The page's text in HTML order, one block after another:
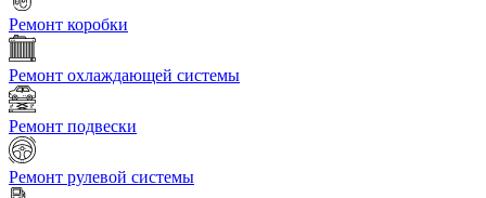
Ремонт коробки
Ремонт охлаждающей системы
Ремонт подвески
Ремонт рулевой системы